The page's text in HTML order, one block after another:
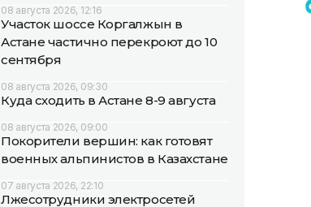
08 августа 2026, 12:16
Участок шоссе Коргалжын в
Астане частично перекроют до 10
сентября
08 августа 2026, 09:30
Куда сходить в Астане 8-9 августа
08 августа 2026, 09:00
Покорители вершин: как готовят
военных альпинистов в Казахстане
07 августа 2026, 22:10
Лжесотрудники электросетей